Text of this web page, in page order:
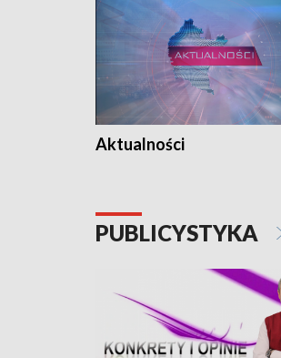
Aktualności
PUBLICYSTYKA